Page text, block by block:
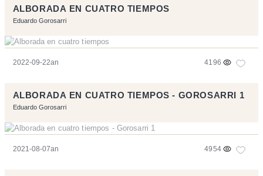
ALBORADA EN CUATRO TIEMPOS
Eduardo Gorosarri
2022-09-22an 4196
ALBORADA EN CUATRO TIEMPOS - GOROSARRI 1
Eduardo Gorosarri
2021-08-07an 4954